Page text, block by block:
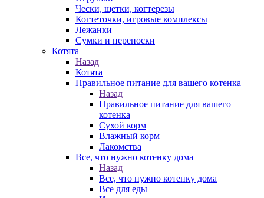
Чески, щетки, когтерезы
Когтеточки, игровые комплексы
Лежанки
Сумки и переноски
Котята
Назад
Котята
Правильное питание для вашего котенка
Назад
Правильное питание для вашего
котенка
Сухой корм
Влажный корм
Лакомства
Все, что нужно котенку дома
Назад
Все, что нужно котенку дома
Все для еды